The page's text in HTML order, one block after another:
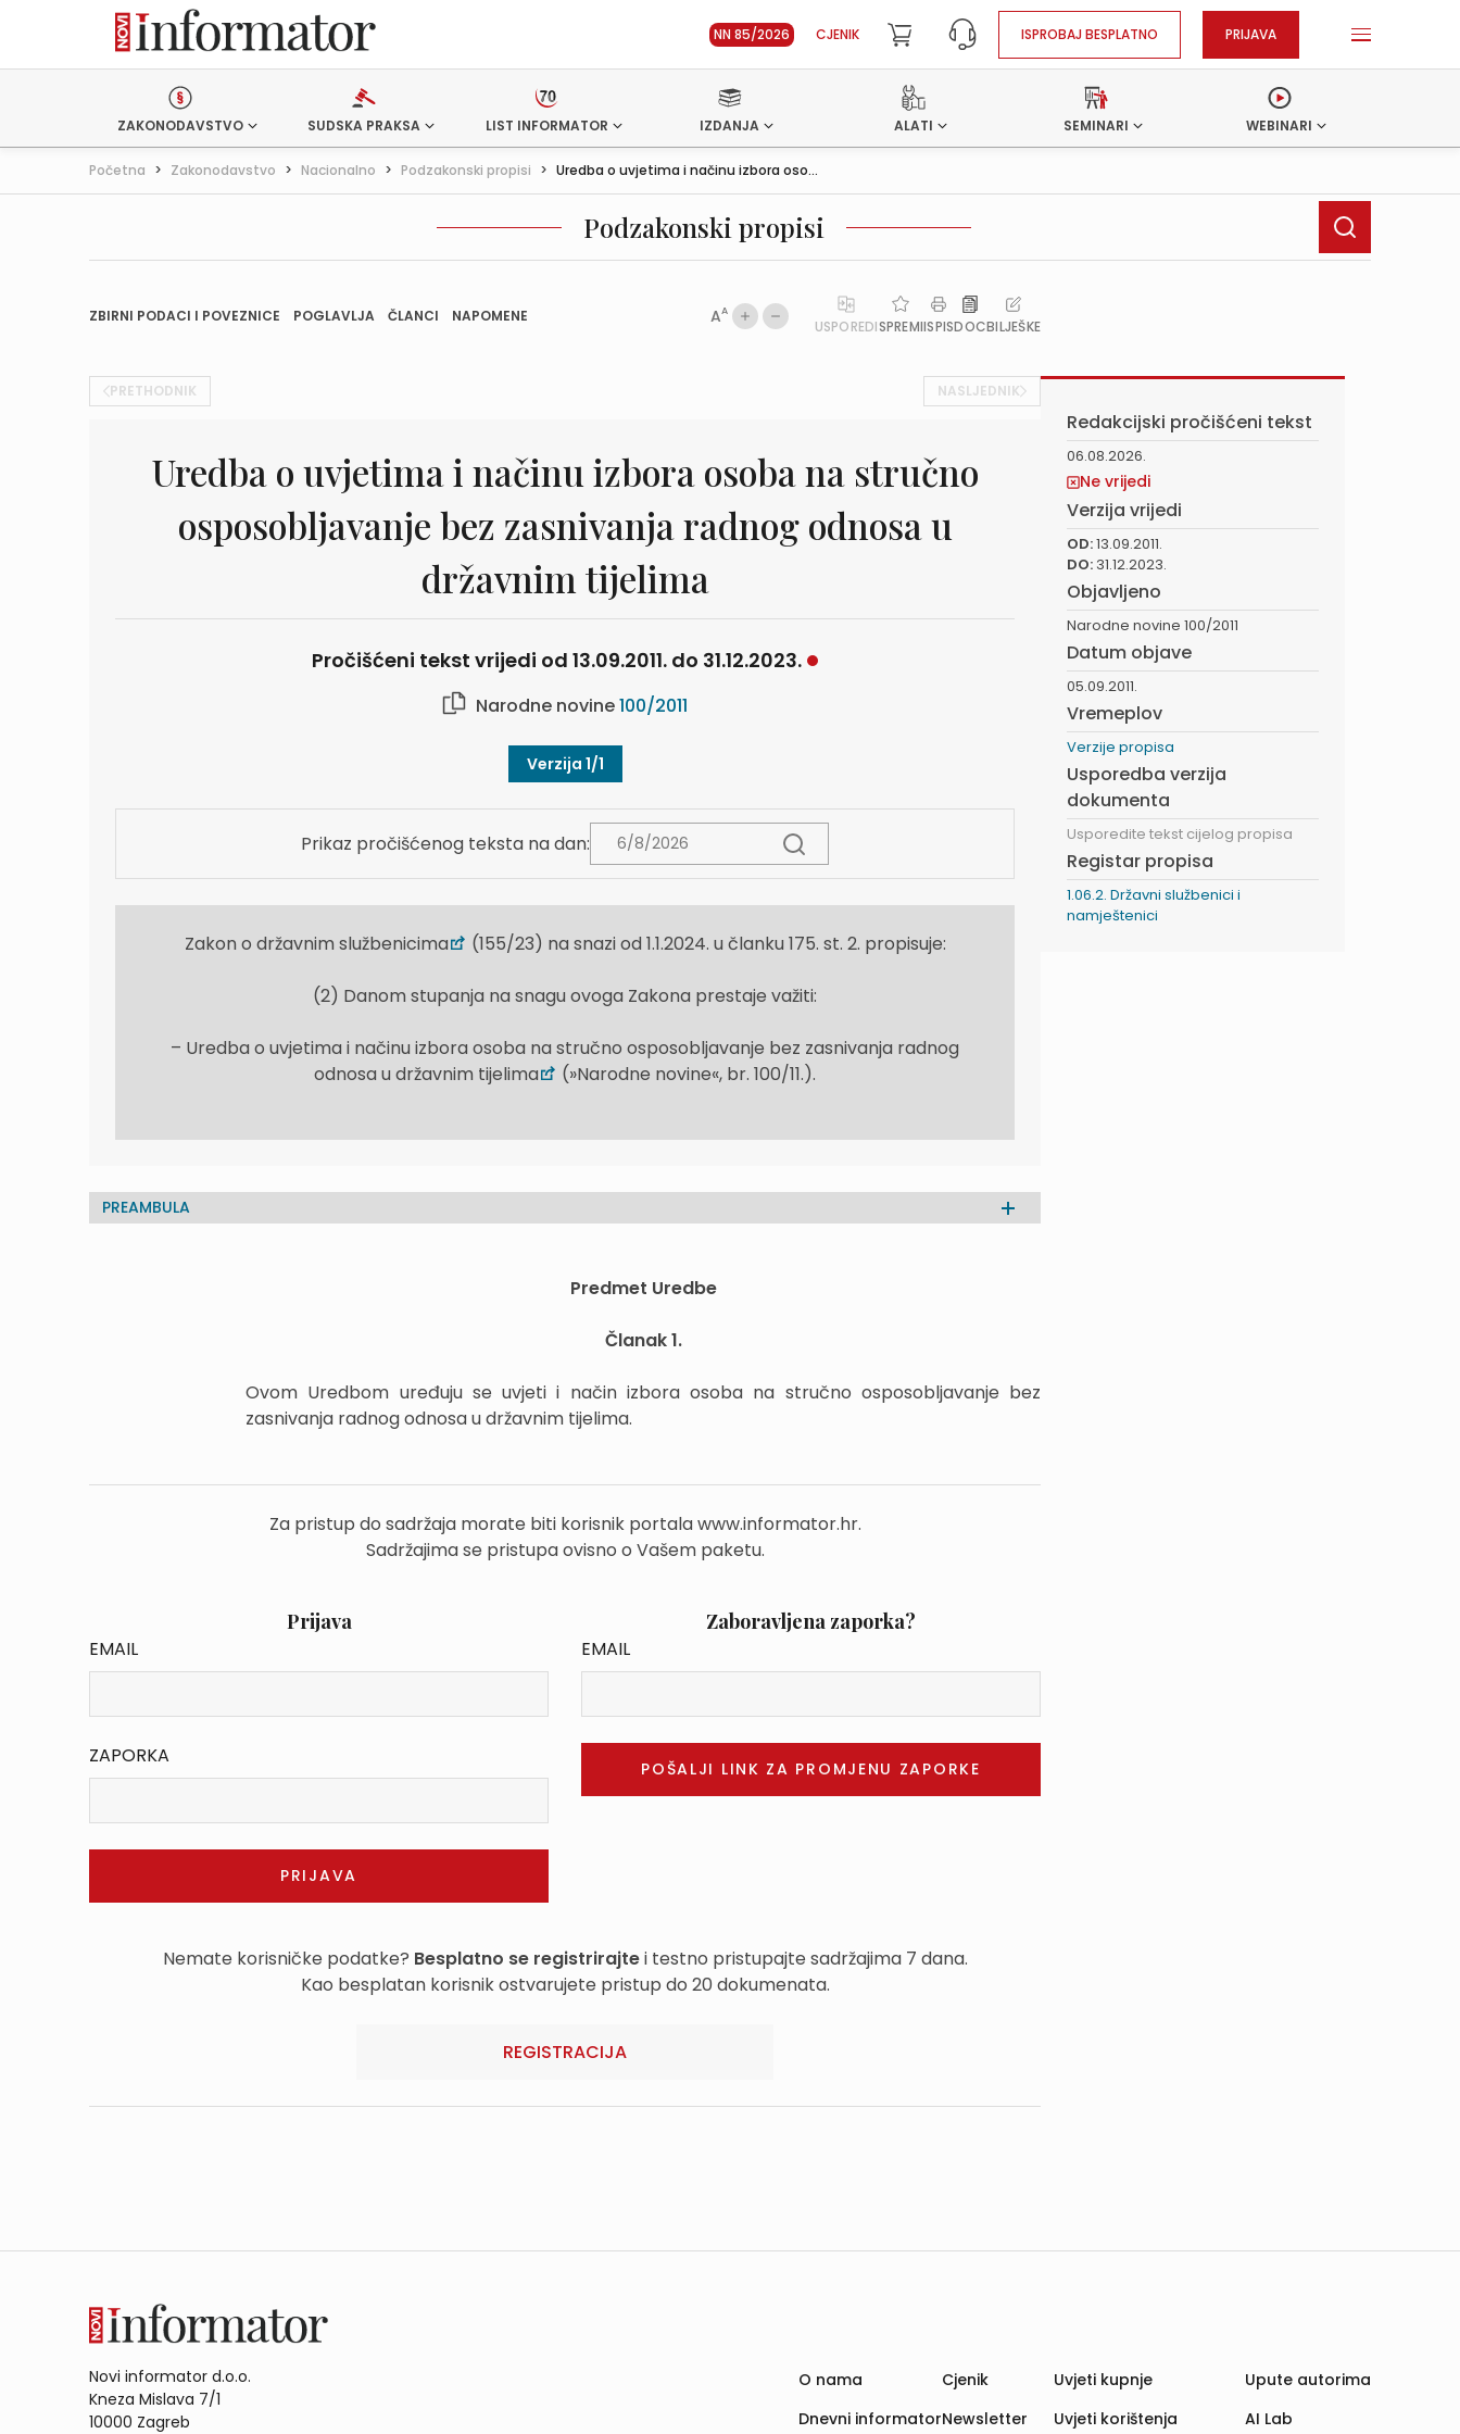
NN 85/2026 CJENIK ISPROBAJ BESPLATNO PRIJAVA
ZAKONODAVSTVO SUDSKA PRAKSA LIST INFORMATOR IZDANJA ALATI SEMINARI WEBINARI
Početna > Zakonodavstvo > Nacionalno > Podzakonski propisi > Uredba o uvjetima i načinu izbora oso...
Podzakonski propisi
ZBIRNI PODACI I POVEZNICE POGLAVLJA ČLANCI NAPOMENE AA
USPOREDISPREMIISPISDOCBILJEŠKE
PRETHODNIK NASLJEDNIK
Uredba o uvjetima i načinu izbora osoba na stručno
osposobljavanje bez zasnivanja radnog odnosa u
državnim tijelima
Pročišćeni tekst vrijedi od 13.09.2011. do 31.12.2023.
Narodne novine100/2011
Verzija 1/1
Prikaz pročišćenog teksta na dan:
Zakon o državnim službenicima (155/23) na snazi od 1.1.2024. u članku 175. st. 2. propisuje:
(2) Danom stupanja na snagu ovoga Zakona prestaje važiti:
– Uredba o uvjetima i načinu izbora osoba na stručno osposobljavanje bez zasnivanja radnog
odnosa u državnim tijelima
(»Narodne novine«, br. 100/11.).
PREAMBULA
Predmet Uredbe
Članak 1.
Ovom Uredbom uređuju se uvjeti i način izbora osoba na stručno osposobljavanje bez
zasnivanja radnog odnosa u državnim tijelima.
Za pristup do sadržaja morate biti korisnik portala www.informator.hr.
Sadržajima se pristupa ovisno o Vašem paketu.
Prijava
EMAIL
ZAPORKA
Zaboravljena zaporka?
EMAIL
Nemate korisničke podatke? Besplatno se registrirajtei testno pristupajte sadržajima 7 dana.
Kao besplatan korisnik ostvarujete pristup do 20 dokumenata.
REGISTRACIJA
Redakcijski pročišćeni tekst
06.08.2026.
Ne vrijedi
Verzija vrijedi
OD:13.09.2011.
DO: 31.12.2023.
Objavljeno
Narodne novine 100/2011
Datum objave
05.09.2011.
Vremeplov
Verzije propisa
Usporedba verzija
dokumenta
Usporedite tekst cijelog propisa
Registar propisa
1.06.2. Državni službenici i
namještenici
Novi informator d.o.o.
Kneza Mislava 7/1
10000 Zagreb
O nama
Dnevni informator
Cjenik
Newsletter
Uvjeti kupnje
Uvjeti korištenja
Upute autorima
AI Lab